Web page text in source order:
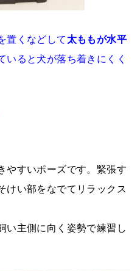
置くなどして 太ももが水平
いると犬が落ち着きにくく
やすいポーズです。緊張す
けい部をなでてリラックス
い主側に向く姿勢で練習し